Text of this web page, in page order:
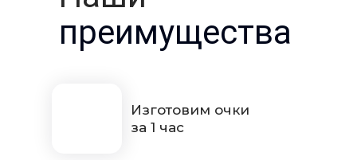
преимущества
Изготовим очки
за 1 час